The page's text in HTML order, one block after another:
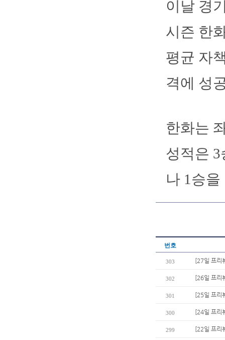
이날 경
시즌 한
평균 자
격에 성
한화는
성적은 3
나 1승
번호
303 [27일 프리
302 [26일 프리
301 [25일 프리
300 [24일 프리
299 [22일 프리